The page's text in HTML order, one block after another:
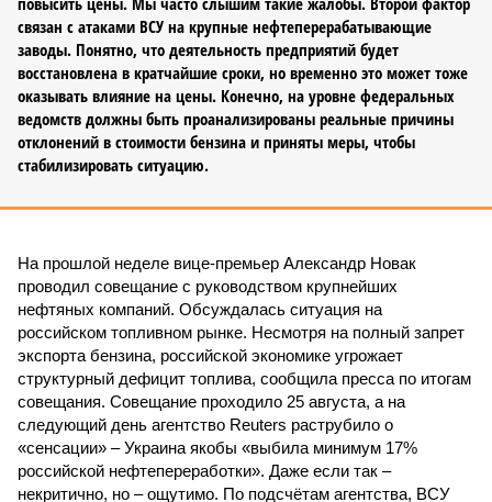
связан с атаками ВСУ на крупные нефтеперерабатывающие
заводы. Понятно, что деятельность предприятий будет
восстановлена в кратчайшие сроки, но временно это может тоже
оказывать влияние на цены. Конечно, на уровне федеральных
ведомств должны быть проанализированы реальные причины
отклонений в стоимости бензина и приняты меры, чтобы
стабилизировать ситуацию.
На прошлой неделе вице-премьер Александр Новак
проводил совещание с руководством крупнейших
нефтяных компаний. Обсуждалась ситуация на
российском топливном рынке. Несмотря на полный запрет
экспорта бензина, российской экономике угрожает
структурный дефицит топлива, сообщила пресса по итогам
совещания. Совещание проходило 25 августа, а на
следующий день агентство Reuters раструбило о
«сенсации» – Украина якобы «выбила минимум 17%
российской нефтепереработки». Даже если так –
некритично, но – ощутимо. По подсчётам агентства, ВСУ